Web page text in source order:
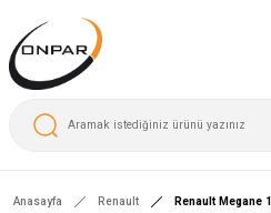
Anasayfa Renault Renault Megane